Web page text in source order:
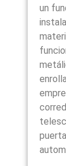
un